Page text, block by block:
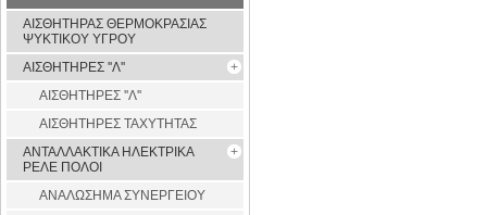
ΑΙΣΘΗΤΗΡΑΣ ΘΕΡΜΟΚΡΑΣΙΑΣ
ΨΥΚΤΙΚΟΥ ΥΓΡΟΥ
ΑΙΣΘΗΤΗΡΕΣ ''Λ''
ΑΙΣΘΗΤΗΡEΣ ''Λ''
ΑΙΣΘΗΤΗΡEΣ ΤΑΧΥΤΗΤΑΣ
ΑΝΤΑΛΛΑΚΤΙΚΑ ΗΛΕΚΤΡΙΚΑ
ΡΕΛΕ ΠΟΛΟΙ
ΑΝΑΛΩΣΗΜΑ ΣΥΝΕΡΓΕΙΟΥ